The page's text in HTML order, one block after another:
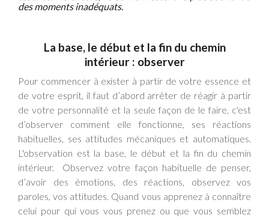
des moments inadéquats.
La base, le début et la fin du chemin
intérieur : observer
Pour commencer à exister à partir de votre essence et
de votre esprit, il faut d’abord arrêter de réagir à partir
de votre personnalité et la seule façon de le faire, c'est
d’observer comment elle fonctionne, ses réactions
habituelles, ses attitudes mécaniques et automatiques.
L'observation est la base, le début et la fin du chemin
intérieur.
Observez votre façon habituelle de penser,
d’avoir des émotions, des réactions, observez vos
paroles, vos attitudes. Quand vous apprenez à connaître
celui pour qui vous vous prenez ou que vous semblez